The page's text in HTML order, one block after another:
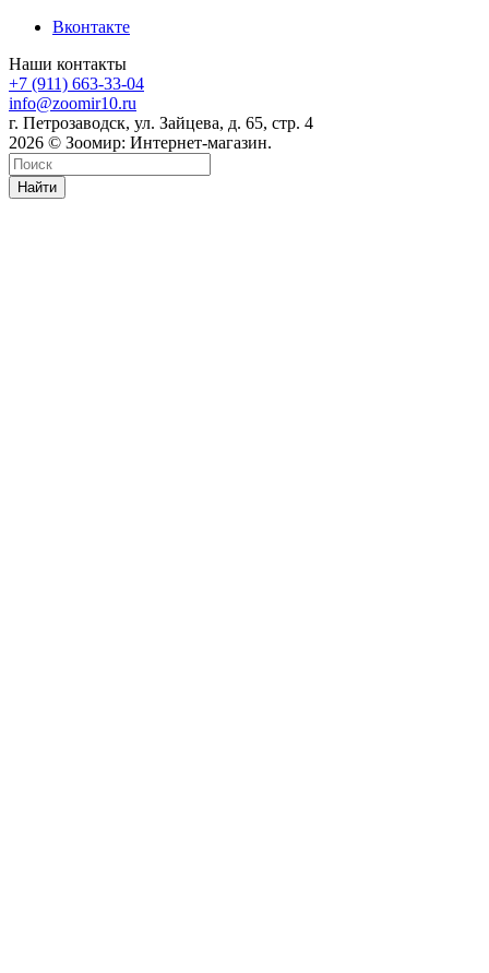
Вконтакте
Наши контакты
+7 (911) 663-33-04
info@zoomir10.ru
г. Петрозаводск, ул. Зайцева, д. 65, стр. 4
2026 © Зоомир: Интернет-магазин.
Найти